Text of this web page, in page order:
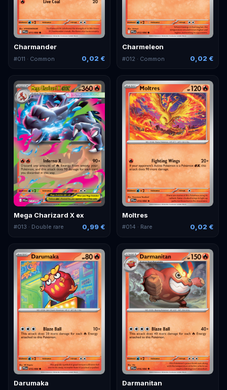
Charmander
#011 · Common 0,02 €
Charmeleon
#012 · Common 0,02 €
Mega Charizard X ex
#013 · Double rare 0,99 €
Moltres
#014 · Rare 0,02 €
Darumaka Darmanitan